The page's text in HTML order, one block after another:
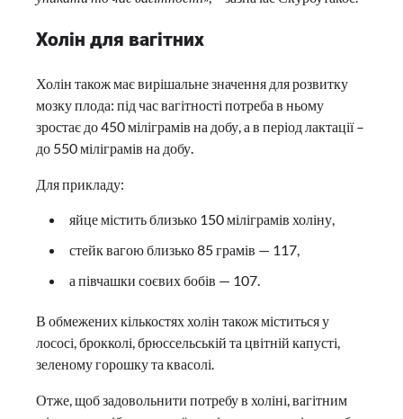
Холін для вагітних
Холін також має вирішальне значення для розвитку
мозку плода: під час вагітності потреба в ньому
зростає до 450 міліграмів на добу, а в період лактації –
до 550 міліграмів на добу.
Для прикладу:
яйце містить близько 150 міліграмів холіну,
стейк вагою близько 85 грамів — 117,
а півчашки соєвих бобів — 107.
В обмежених кількостях холін також міститься у
лососі, брокколі, брюссельській та цвітній капусті,
зеленому горошку та квасолі.
Отже, щоб задовольнити потребу в холіні, вагітним